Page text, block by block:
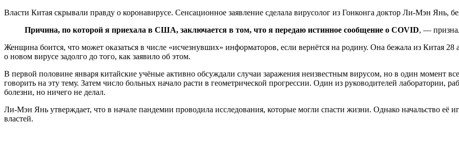
Власти Китая скрывали правду о коронавирусе. Сенсационное заявление сделала вирусолог из Гонконга доктор Ли-Мэн Янь,
Причина, по которой я приехала в США, заключается в том, что я передаю истинное сообщение о COVID, —
Женщина боится, что может оказаться в числе «исчезнувших» информаторов, если вернётся на родину. Она бежала из Китая 28
о новом вирусе задолго до того, как заявило об этом.
В первой половине января китайские учёные активно обсуждали случаи заражения неизвестным вирусом, но в один момент
говорить на эту тему. Затем число больных начало расти в геометрической прогрессии. Один из руководителей
болезни, но ничего не делал.
Ли-Мэн Янь утверждает, что в начале пандемии проводила исследования, которые могли спасти жизни. Однако начальство её
властей.